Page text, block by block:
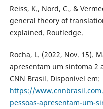
Reiss, K., Nord, C., &
general theory of
explained. Routledge.
Rocha, L. (2022, Nov. 15).
apresentam um sintoma 2
CNN Brasil. Disponível em:
https://
pessoas-apresentam-um-